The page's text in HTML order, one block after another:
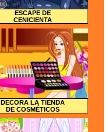
ESCAPE DE
CENICIENTA
DECORA LA TIENDA
DE COSMÉTICOS